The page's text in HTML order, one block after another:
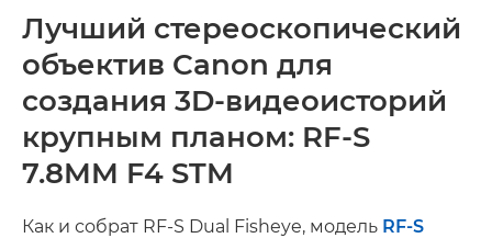
Лучший стереоскопический
объектив Canon для
создания 3D-видеоисторий
крупным планом: RF-S
7.8MM F4 STM
Как и собрат RF-S Dual Fisheye, модель RF-S